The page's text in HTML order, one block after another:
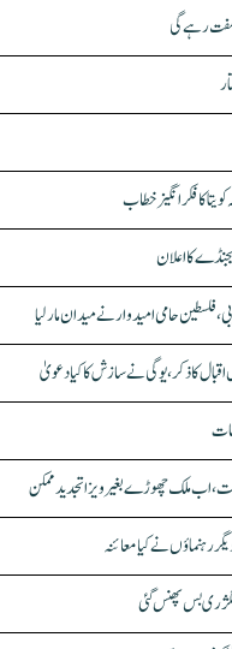
کا فکر انگیز خطاب
کا اعلان
فلسطین حامی امیدوار نے میدان مار لیا
کا ذکر، یوگی نے سازش کا کیا دعویٰ
رہنماؤں نے کیا معائنہ
بس پھنس گئی